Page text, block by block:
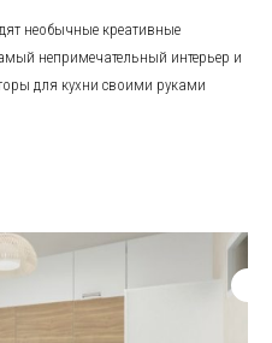
необычные креативные
непримечательный интерьер и
для кухни своими руками